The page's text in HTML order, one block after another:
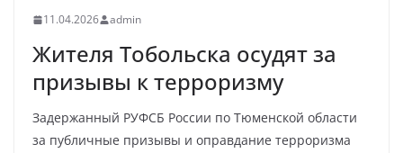
11.04.2026 admin
Жителя Тобольска осудят за
призывы к терроризму
Задержанный РУФСБ России по Тюменской области
за публичные призывы и оправдание терроризма